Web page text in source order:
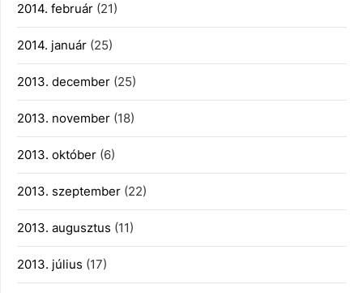
2014. február (21)
2014. január (25)
2013. december (25)
2013. november (18)
2013. október (6)
2013. szeptember (22)
2013. augusztus (11)
2013. július (17)